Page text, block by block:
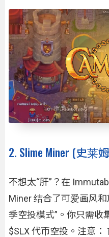
2. Slime Miner (史莱
不想太“肝”？在
Miner 结合了可爱画风
季空投模式”。你只需收
$SLX 代币空投。注意